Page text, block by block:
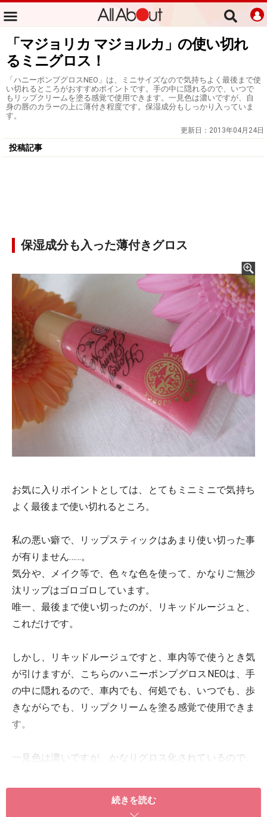
「マジョリカ マジョルカ」の使い切れ
るミニグロス！
「ハニーポンプグロスNEO」は、ミニサイズなので気持ちよく最後まで使
い切れるところがおすすめポイントです。手の中に隠れるので、いつで
もリップクリームを塗る感覚で使用できます。一見色は濃いですが、自
身の唇のカラーの上に薄付き程度です。保湿成分もしっかり入っていま
す。
更新日： 2013年04月24日
投稿記事
保湿成分も入った薄付きグロス
お気に入りポイントとしては、とてもミニミニで気持ち
よく最後まで使い切れるところ。
私の悪い癖で、リップスティックはあまり使い切った事
が有りません……。
気分や、メイク等で、色々な色を使って、かなりご無沙
汰リップはゴロゴロしています。
唯一、最後まで使い切ったのが、リキッドルージュと、
これだけです。
しかし、リキッドルージュですと、車内等で使うとき気
が引けますが、こちらのハニーポンプグロスNEOは、手
の中に隠れるので、車内でも、何処でも、いつでも、歩
きながらでも、リップクリームを塗る感覚で使用できま
す。
一見色は濃いですが、かなりグロス化されているので、
も簡単に塗れて、後は唇を動かしてフィニッシュです。
ぼかしメイクには最適です。
続きを読む